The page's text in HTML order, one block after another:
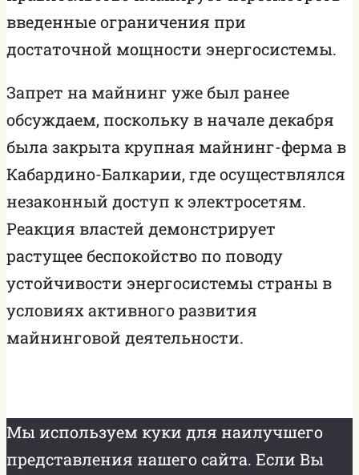
введенные ограничения при
достаточной мощности энергосистемы.
Запрет на майнинг уже был ранее
обсуждаем, поскольку в начале декабря
была закрыта крупная майнинг-ферма в
Кабардино-Балкарии, где осуществлялся
незаконный доступ к электросетям.
Реакция властей демонстрирует
растущее беспокойство по поводу
устойчивости энергосистемы страны в
условиях активного развития
майнинговой деятельности.
Мы используем куки для наилучшего
представления нашего сайта. Если Вы